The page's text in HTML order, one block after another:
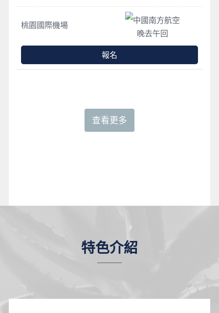
特色介紹
桃園國際機場
中國南方航空
晚去午回
報名
查看更多